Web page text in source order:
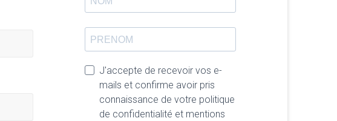
J'accepte de recevoir vos e-
mails et confirme avoir pris
connaissance de votre politique
de confidentialité et mentions